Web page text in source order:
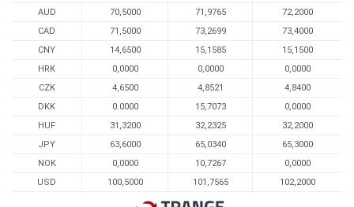
AUD
70,5000 71,9765
72,2000
CAD
71,5000 73,2699
73,4000
CNY
14,6500 15,1585
15,1500
HRK
0,0000 0,0000
0,0000
CZK
4,6500 4,8521
4,8400
DKK
0.0000 15,7073
0,0000
HUF
31,3200 32,2325
32,2000
JPY
63,6000 65,0340
65,3000
NOK
0,0000 10,7267
0,0000
USD
100,5000 101,7565 102,2000